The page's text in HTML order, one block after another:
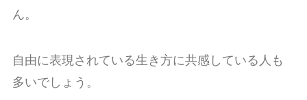
ん。
自由に表現されている生き方に共感している人も
多いでしょう。